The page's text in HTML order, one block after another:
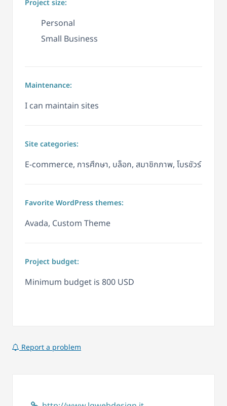
Project size:
Personal
Small Business
Maintenance:
I can maintain sites
Site categories:
E-commerce, การศึกษา, บล็อก, สมาชิกภาพ, โบรชัวร์
Favorite WordPress themes:
Avada, Custom Theme
Project budget:
Minimum budget is 800 USD
Report a problem